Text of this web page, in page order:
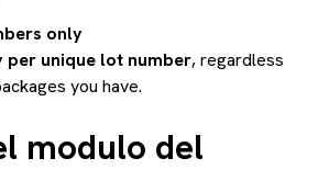
only
per unique lot number, regardless
you have.
modulo del